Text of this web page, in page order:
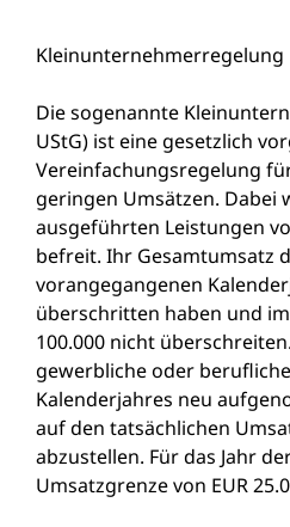
Kleinunternehmerregelung
Die sogenannte
UStG) ist eine gesetzlich
Vereinfachungsregelung
geringen Umsätzen. Dabei
ausgeführten Leistungen
befreit. Ihr Gesamtumsatz
vorangegangenen
überschritten haben und
100.000 nicht
gewerbliche oder
Kalenderjahres neu
auf den tatsächlichen
abzustellen. Für das Jahr
Umsatzgrenze von EUR